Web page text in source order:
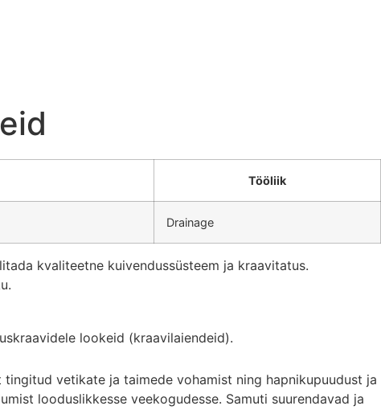
Tööliik
Drainage
kvaliteetne kuivendussüsteem ja kraavitatus.
lookeid (kraavilaiendeid).
vetikate ja taimede vohamist ning hapnikupuudust ja
looduslikkesse veekogudesse. Samuti suurendavad ja